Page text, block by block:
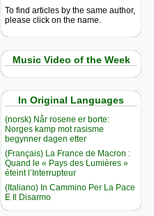
To find articles by the same author,
please click on the name.
Music Video of the Week
In Original Languages
(norsk) Når rosene er borte:
Norges kamp mot rasisme
begynner dagen etter
(Français) La France de Macron :
Quand le « Pays des Lumières »
éteint l’Interrupteur
(Italiano) In Cammino Per La Pace
E Il Disarmo